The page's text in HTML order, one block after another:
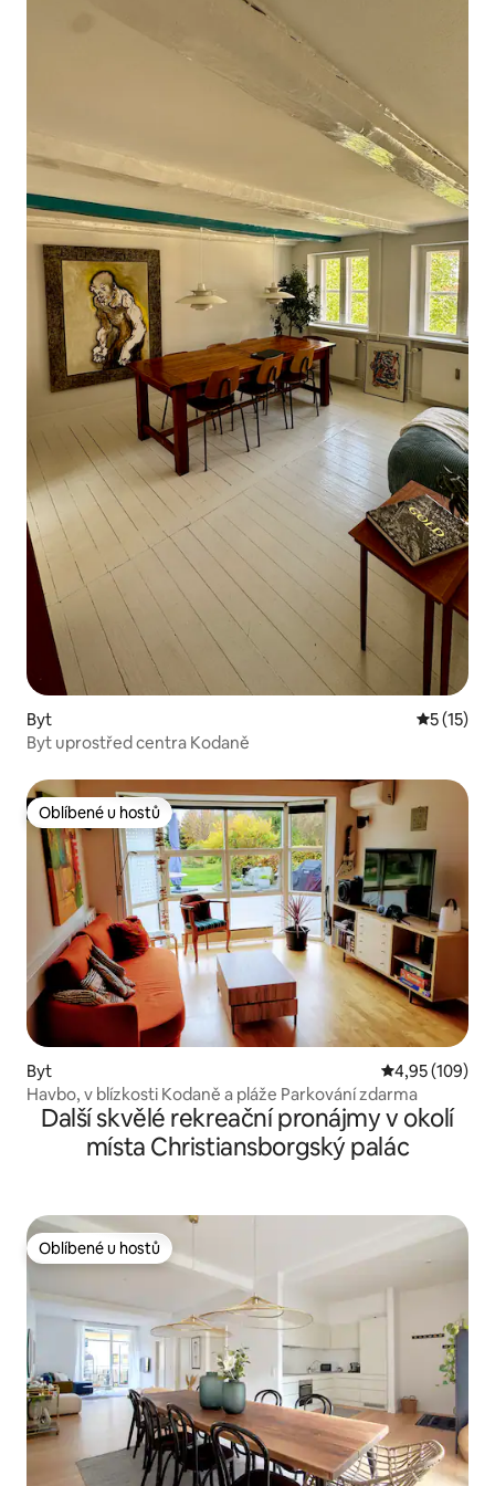
Byt
5 (15)
Byt uprostřed centra Kodaně
Oblíbené u hostů
Oblíbené u hostů
Byt Průměrné
4,95 (109)
Havbo, v blízkosti Kodaně a pláže Parkování zdarma
Další skvělé rekreační pronájmy v okolí
místa Christiansborgský palác
Oblíbené u hostů
Oblíbené u hostů